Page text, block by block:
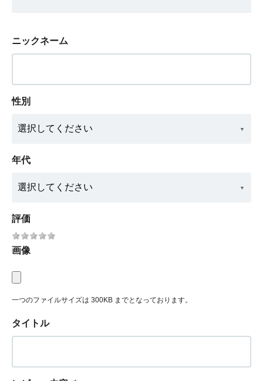
ニックネーム
性別
年代
評価
画像
一つのファイルサイズは 300KB までとなっております。
タイトル